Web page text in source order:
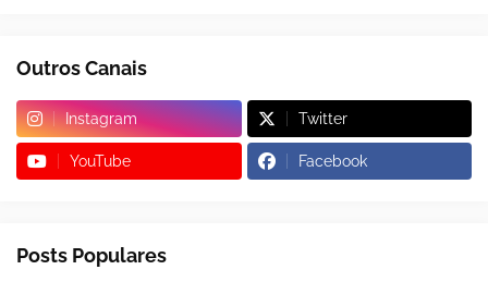
Outros Canais
Instagram Twitter
YouTube Facebook
Posts Populares